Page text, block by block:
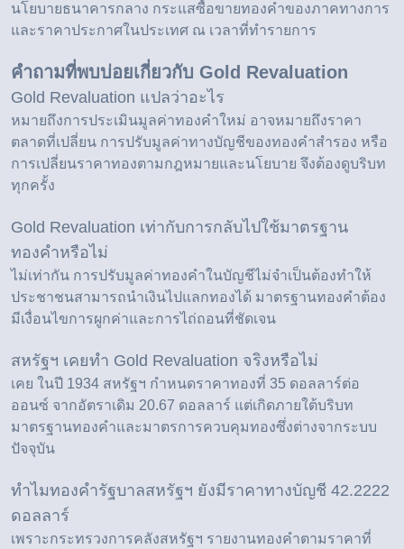
นโยบายธนาคารกลาง กระแสซื้อขายทองคำของภาคทางการ
และราคาประกาศในประเทศ ณ เวลาที่ทำรายการ
คำถามที่พบบ่อยเกี่ยวกับ Gold Revaluation
Gold Revaluation แปลว่าอะไร
หมายถึงการประเมินมูลค่าทองคำใหม่ อาจหมายถึงราคา
ตลาดที่เปลี่ยน การปรับมูลค่าทางบัญชีของทองคำสำรอง หรือ
การเปลี่ยนราคาทองตามกฎหมายและนโยบาย จึงต้องดูบริบท
ทุกครั้ง
Gold Revaluation เท่ากับการกลับไปใช้มาตรฐาน
ทองคำหรือไม่
ไม่เท่ากัน การปรับมูลค่าทองคำในบัญชีไม่จำเป็นต้องทำให้
ประชาชนสามารถนำเงินไปแลกทองได้ มาตรฐานทองคำต้อง
มีเงื่อนไขการผูกค่าและการไถ่ถอนที่ชัดเจน
สหรัฐฯ เคยทำ Gold Revaluation จริงหรือไม่
เคย ในปี 1934 สหรัฐฯ กำหนดราคาทองที่ 35 ดอลลาร์ต่อ
ออนซ์ จากอัตราเดิม 20.67 ดอลลาร์ แต่เกิดภายใต้บริบท
มาตรฐานทองคำและมาตรการควบคุมทองซึ่งต่างจากระบบ
ปัจจุบัน
ทำไมทองคำรัฐบาลสหรัฐฯ ยังมีราคาทางบัญชี 42.2222
ดอลลาร์
เพราะกระทรวงการคลังสหรัฐฯ รายงานทองคำตามราคาที่